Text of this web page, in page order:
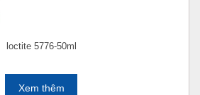
loctite 5776-50ml
Xem thêm